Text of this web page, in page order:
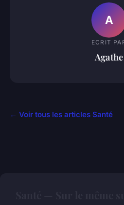
A
ECRIT
Agathe
← Voir tous les articles Santé